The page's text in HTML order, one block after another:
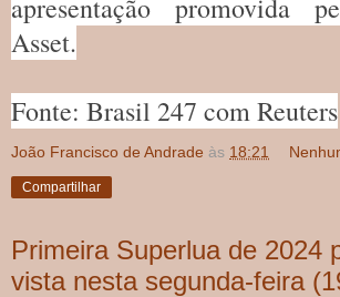
apresentação promovida
Asset.
Fonte: Brasil 247 com Reuters
João Francisco de Andrade às 18:21
Compartilhar
Primeira Superlua de 2024
vista nesta segunda-feira